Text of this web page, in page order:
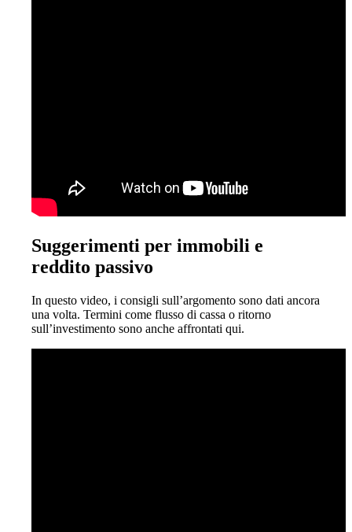
Suggerimenti per immobili e
reddito passivo
In questo video, i consigli sull’argomento sono dati ancora
una volta. Termini come flusso di cassa o ritorno
sull’investimento sono anche affrontati qui.